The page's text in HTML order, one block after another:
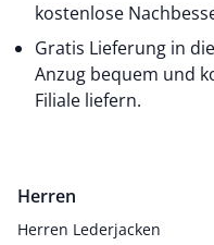
kostenlose
Gratis Lieferung in
Anzug bequem und
Filiale liefern.
Herren
Herren Lederjacken